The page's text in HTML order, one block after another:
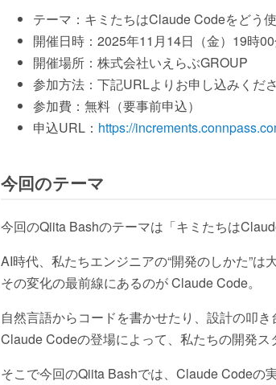
テーマ：キミたちはClaude Codeをどう
開催日時：2025年11月14日（金）19時
開催場所：株式会社いえらぶGROUP
参加方法：下記URLよりお申し込みくださ
参加費：無料（要事前申込）
申込URL： https://
今回のテーマ
今回のQiita Bashのテーマは「キミたちは
AI時代、私たちエンジニアの“開発のしかた”は
その変化の最前線にあるのが Claude Code。
自然言語からコードを書かせたり、設計の叩き
Claude Codeの登場によって、私たちの開発ス
そこで今回のQiita Bashでは、Claude Codeの